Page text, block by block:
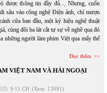
được thông tin đầy đủ… Nhưng, cuốn
sâu vào công nghệ Điện ảnh, chỉ mượn
cửa ban đầu, một ký hiệu nghệ thuật
cùng đôi ba lát cắt tự sự về nghề qua đó
những người làm phim Việt qua mấy thế
Đọc thêm
VIỆT NAM VÀ HẢI NGOẠI
9:11 CH (Xem: 12091)